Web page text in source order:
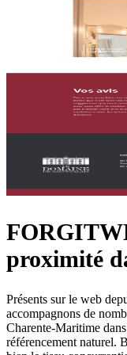
proximité
Présents sur le web
accompagnons de
Charente-Maritime
référencement naturel.